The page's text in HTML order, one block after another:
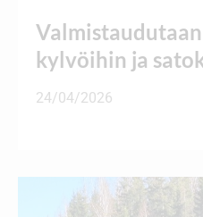
kylvöihin ja
24/04/2026